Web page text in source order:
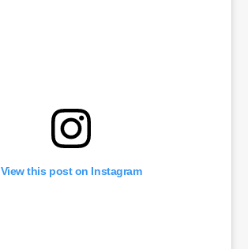
View this post on Instagram